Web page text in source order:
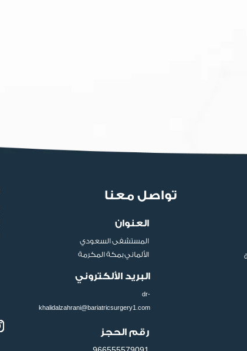
تواصل معنا
العنوان
المستشفى السعودي
الألماني بمكة المكرمة
البريد الألكتروني
dr-
khalidalzahrani@bariatricsurgery1.com
رقم الحجز